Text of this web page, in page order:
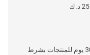
خدمة إرجاع سهلة وسريعة خلال 30 يوم للمنتجات بشرط